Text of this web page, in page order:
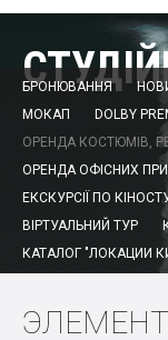
БРОНЮВАННЯ
МОКАП
DOLBY
ОРЕНДА КОСТЮМІВ,
ОРЕНДА ОФІСНИХ
ЕКСКУРСІЇ ПО
ВІРТУАЛЬНИЙ ТУР
КАТАЛОГ "ЛОКАЦИИ